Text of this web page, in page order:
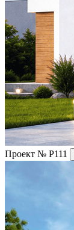
Проект № P111